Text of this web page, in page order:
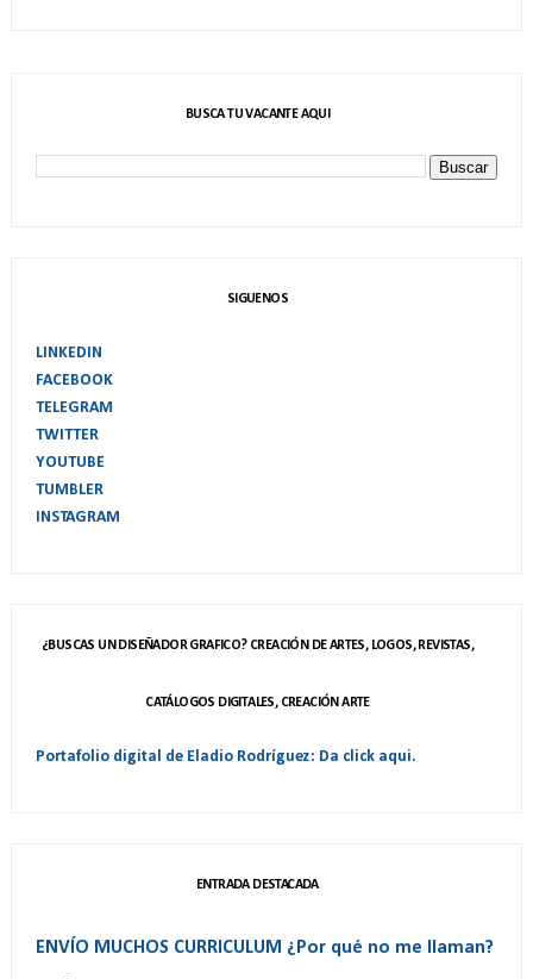
BUSCA TU VACANTE AQUI
SIGUENOS
LINKEDIN
FACEBOOK
TELEGRAM
TWITTER
YOUTUBE
TUMBLER
INSTAGRAM
¿BUSCAS UN DISEÑADOR GRAFICO? CREACIÓN DE ARTES, LOGOS, REVISTAS,
CATÁLOGOS DIGITALES, CREACIÓN ARTE
Portafolio digital de Eladio Rodríguez: Da click aqui.
ENTRADA DESTACADA
ENVÍO MUCHOS CURRICULUM ¿Por qué no me llaman?